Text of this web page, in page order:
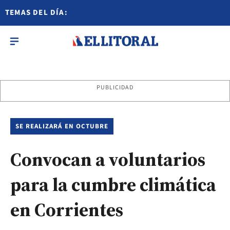
TEMAS DEL DÍA:
PUBLICIDAD
SE REALIZARÁ EN OCTUBRE
Convocan a voluntarios
para la cumbre climática
en Corrientes